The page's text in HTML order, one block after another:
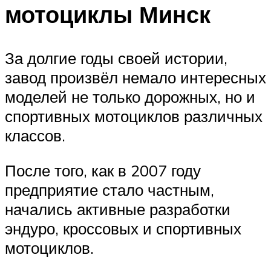
мотоциклы Минск
За долгие годы своей истории,
завод произвёл немало интересных
моделей не только дорожных, но и
спортивных мотоциклов различных
классов.
После того, как в 2007 году
предприятие стало частным,
начались активные разработки
эндуро, кроссовых и спортивных
мотоциклов.